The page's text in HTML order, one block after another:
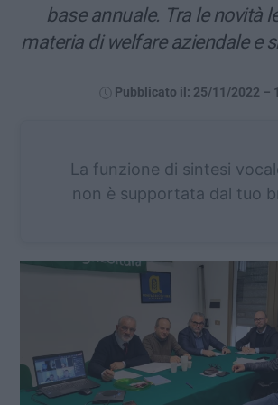
base annuale. Tra le novità
materia di welfare aziendale e
Pubblicato il: 25/11/2022 –
La funzione di sintesi
non è supportata dal tuo